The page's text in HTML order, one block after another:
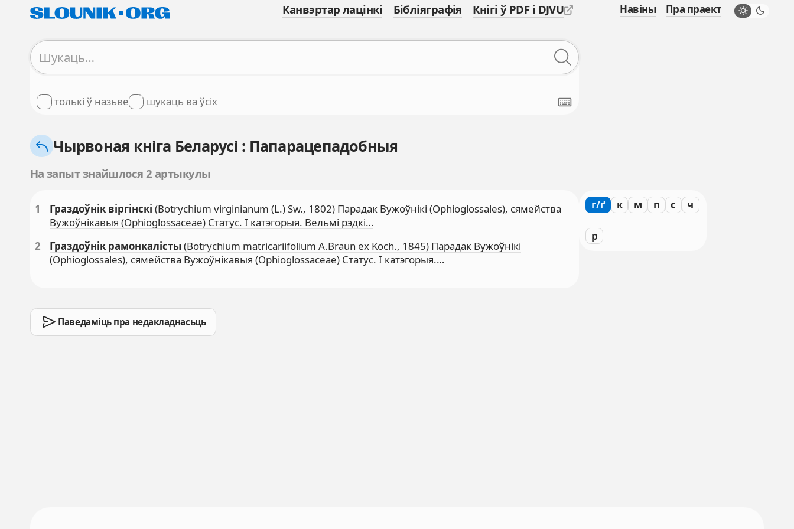
Канвэртар лацінкі Бібліяграфія Кнігі ў PDF і DJVU Навіны Пра праект
толькі ў назьве шукаць ва ўсіх
Чырвоная кніга Беларусі : Папарацепадобныя
На запыт знайшлося 2 артыкулы
г/ґ к м п с ч
р
1 Граздоўнік віргінскі (Botrychium virginianum (L.) Sw., 1802) Парадак Вужоўнікі (Ophioglossales), сямейства
Вужоўнікавыя (Ophioglossaceae) Статус. I катэгорыя. Вельмі рэдкі…
2
Граздоўнік рамонкалісты (Botrychium matricariifolium A.Braun ex Koch., 1845) Парадак Вужоўнікі
(Ophioglossales), сямейства Вужоўнікавыя (Ophioglossaceae) Статус. I катэгорыя.…
Паведаміць пра недакладнасьць